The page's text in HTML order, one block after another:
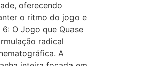
oferecendo
o ritmo do jogo e
O Jogo que Quase
radical
A